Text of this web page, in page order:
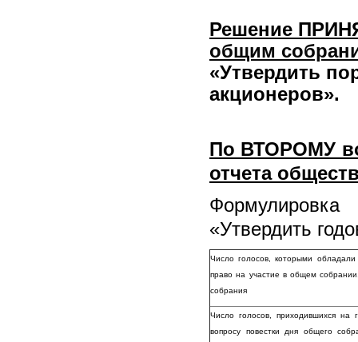
Решение
общим
«Утвердить
акционеров».
По ВТОРОМУ
отчета
«Утвердить
Число голосов, которыми
право на участие в общем
собрания
Число голосов, приходившихся
вопросу повестки дня общего